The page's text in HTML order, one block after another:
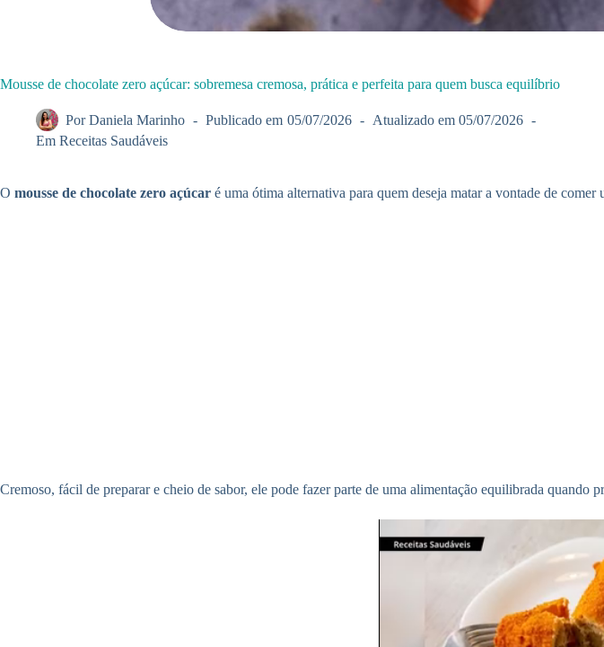
Mousse de chocolate zero açúcar: sobremesa cremosa, prática e perfeita para quem busca equilíbrio
Por Daniela Marinho Publicado em 05/07/2026 Atualizado em 05/07/2026
Em Receitas Saudáveis
O mousse de chocolate zero açúcar é uma ótima alternativa para quem deseja matar a vontade de
Cremoso, fácil de preparar e cheio de sabor, ele pode fazer parte de uma alimentação equilibrada quando